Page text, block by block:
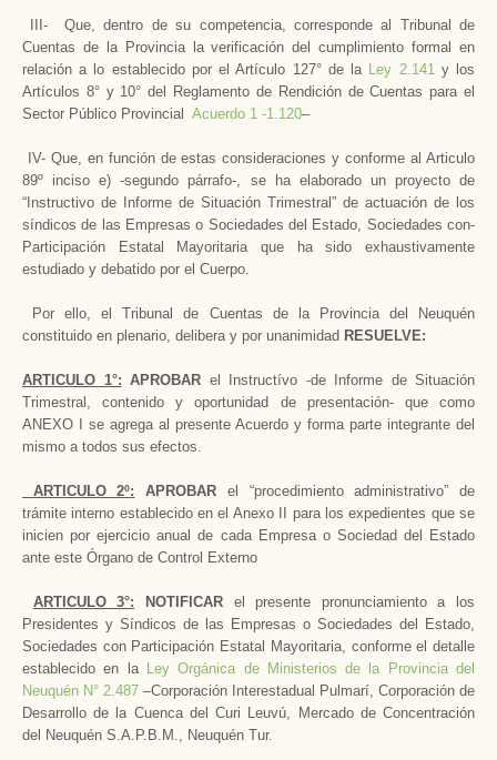
III- Que, dentro de su competencia, corresponde al Tribunal de
Cuentas de la Provincia la verificación del cumplimiento formal en
relación a lo establecido por el Artículo 127° de la Ley 2.141y los
Artículos 8° y 10° del Reglamento de Rendición de Cuentas para el
Sector Público Provincial Acuerdo 1 -1.120–
IV- Que, en función de estas consideraciones y conforme al Articulo
89º inciso e) -segundo párrafo-, se ha elaborado un proyecto de
“Instructivo de Informe de Situación Trimestral” de actuación de los
síndicos de las Empresas o Sociedades del Estado, Sociedades con-
Participación Estatal Mayoritaria que ha sido exhaustivamente
estudiado y debatido por el Cuerpo.
Por ello, el Tribunal de Cuentas de la Provincia del Neuquén
constituido en plenario, delibera y por unanimidad RESUELVE:
ARTICULO 1°: APROBAR el Instructívo -de Informe de Situación
Trimestral, contenido y oportunidad de presentación- que como
ANEXO I se agrega al presente Acuerdo y forma parte integrante del
mismo a todos sus efectos.
ARTICULO 2º: APROBAR el “procedimiento administrativo” de
trámite interno establecido en el Anexo II para los expedientes que se
inicien por ejercicio anual de cada Empresa o Sociedad del Estado
ante este Órgano de Control Externo
ARTICULO 3°: NOTIFICARel presente pronunciamiento a los
Presidentes y Síndicos de las Empresas o Sociedades del Estado,
Sociedades con Participación Estatal Mayoritaria, conforme el detalle
establecido en la Ley Orgánica de Ministerios de la Provincia del
Neuquén N° 2.487 –Corporación Interestadual Pulmarí, Corporación de
Desarrollo de la Cuenca del Curi Leuvú, Mercado de Concentración
del Neuquén S.A.P.B.M., Neuquén Tur.